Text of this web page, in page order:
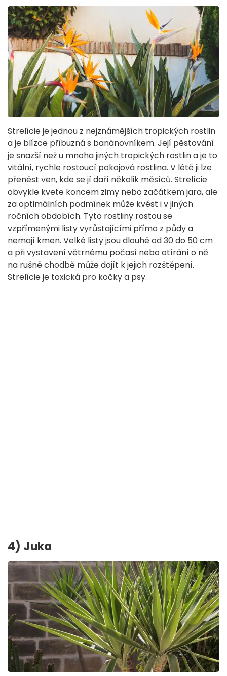
Strelície je jednou z nejznámějších tropických rostlin
a je blízce příbuzná s banánovníkem. Její pěstování
je snazší než u mnoha jiných tropických rostlin a je to
vitální, rychle rostoucí pokojová rostlina. V létě ji lze
přenést ven, kde se jí daří několik měsíců. Strelície
obvykle kvete koncem zimy nebo začátkem jara, ale
za optimálních podmínek může kvést i v jiných
ročních obdobích. Tyto rostliny rostou se
vzpřímenými listy vyrůstajícími přímo z půdy a
nemají kmen. Velké listy jsou dlouhé od 30 do 50 cm
a při vystavení větrnému počasí nebo otírání o ně
na rušné chodbě může dojít k jejich rozštěpení.
Strelície je toxická pro kočky a psy.
4) Juka